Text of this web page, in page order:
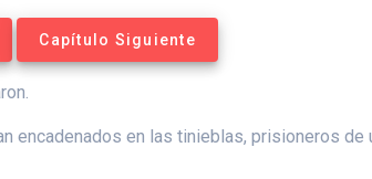
Capítulo Siguiente
encadenados en las tinieblas, prisioneros de